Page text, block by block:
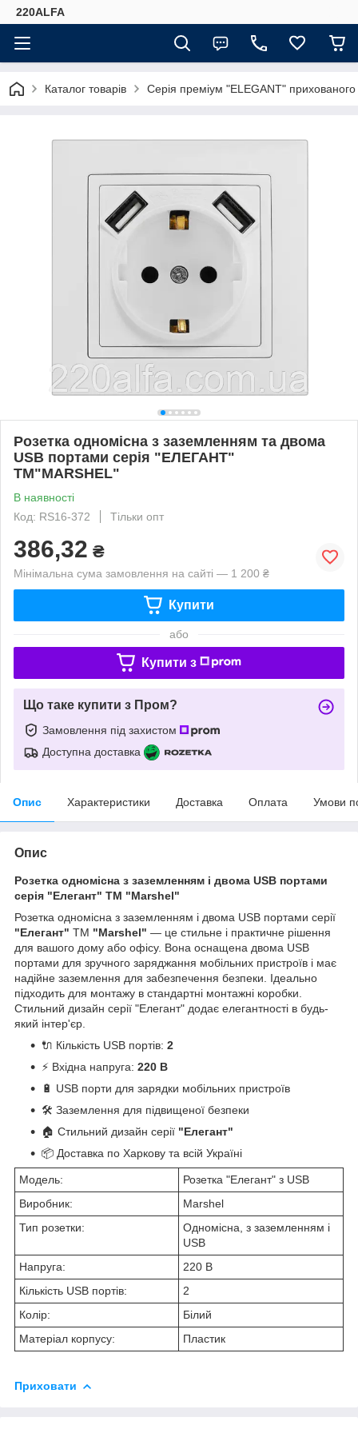
220ALFA
Каталог товарів Серія преміум "ELEGANT"
Розетка одномісна з заземленням та двома
USB портами серія "ЕЛЕГАНТ"
ТМ"MARSHEL"
В наявності
Код: RS16-372
Тільки опт
386,32 ₴
Мінімальна сума замовлення на сайті — 1 200 ₴
Купити
або
Купити з
Що таке купити з Пром?
Замовлення під захистом
Доступна доставка
Опис Характеристики Доставка Оплата Умови
Опис
Розетка одномісна з заземленням і двома USB портами
серія "Елегант" ТМ "Marshel"
Розетка одномісна з заземленням і двома USB портами серії
"Елегант" ТМ "Marshel" — це стильне і практичне рішення
для вашого дому або офісу. Вона оснащена двома USB
портами для зручного заряджання мобільних пристроїв і має
надійне заземлення для забезпечення безпеки. Ідеально
підходить для монтажу в стандартні монтажні коробки.
Стильний дизайн серії "Елегант" додає елегантності в будь-
який інтер'єр.
🔌 Кількість USB портів: 2
⚡ Вхідна напруга: 220 В
🔋 USB порти для зарядки мобільних пристроїв
🛠 Заземлення для підвищеної безпеки
🏠 Стильний дизайн серії "Елегант"
📦 Доставка по Харкову та всій Україні
Модель:
Розетка "Елегант" з USB
Виробник:
Marshel
Тип розетки:
Одномісна, з заземленням і
USB
Напруга:
220 В
Кількість USB портів:
2
Колір:
Білий
Матеріал корпусу:
Пластик
Приховати